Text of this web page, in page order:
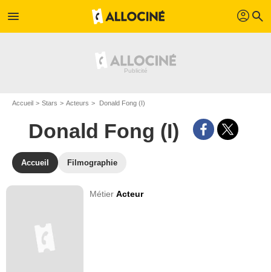
menu profil search
Accueil Stars Acteurs Donald Fong (I)
Donald Fong (I)
Accueil Filmographie
MétierActeur